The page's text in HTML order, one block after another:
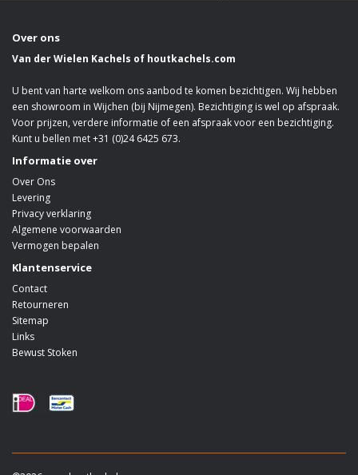
Over ons
Van der Wielen Kachels of houtkachels.com
U bent van harte welkom ons aanbod te komen bezichtigen. Wij hebben
een showroom in Wijchen (bij Nijmegen). Bezichtiging is wel op afspraak.
Voor prijzen, verdere informatie of een afspraak voor een bezichtiging.
Kunt u bellen met +31 (0)24 6425 673.
Informatie over
Over Ons
Levering
Privacy verklaring
Algemene voorwaarden
Vermogen bepalen
Klantenservice
Contact
Retourneren
Sitemap
Links
Bewust Stoken